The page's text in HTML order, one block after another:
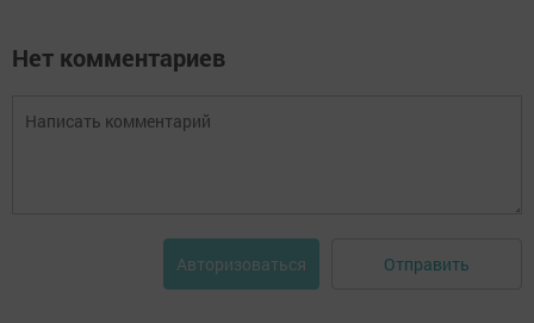
Нет комментариев
Авторизоваться Отправить